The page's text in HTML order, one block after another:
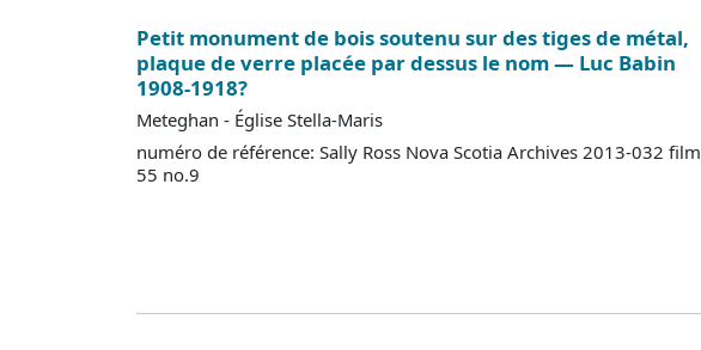
Petit monument de bois soutenu sur des tiges de métal,
plaque de verre placée par dessus le nom — Luc Babin
1908-1918?
Meteghan - Église Stella-Maris
numéro de référence: Sally Ross Nova Scotia Archives 2013-032 film
55 no.9